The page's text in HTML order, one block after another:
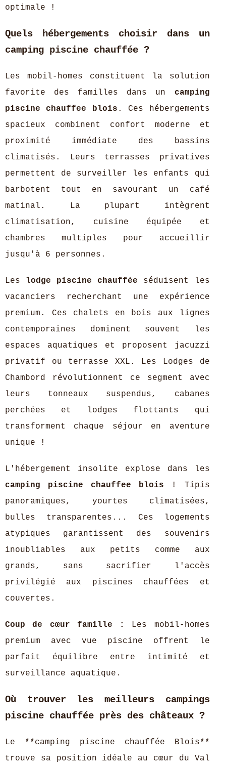
optimale !
Quels hébergements choisir dans un
camping piscine chauffée ?
Les mobil-homes constituent la solution
favorite des familles dans un camping
piscine chauffee blois . Ces hébergements
spacieux combinent confort moderne et
proximité immédiate des bassins
climatisés. Leurs terrasses privatives
permettent de surveiller les enfants qui
barbotent tout en savourant un café
matinal. La plupart intègrent
climatisation, cuisine équipée et
chambres multiples pour accueillir
jusqu'à 6 personnes.
Les lodge piscine chauffée séduisent les
vacanciers recherchant une expérience
premium. Ces chalets en bois aux lignes
contemporaines dominent souvent les
espaces aquatiques et proposent jacuzzi
privatif ou terrasse XXL. Les Lodges de
Chambord révolutionnent ce segment avec
leurs tonneaux suspendus, cabanes
perchées et lodges flottants qui
transforment chaque séjour en aventure
unique !
L'hébergement insolite explose dans les
camping piscine chauffee blois ! Tipis
panoramiques, yourtes climatisées,
bulles transparentes... Ces logements
atypiques garantissent des souvenirs
inoubliables aux petits comme aux
grands, sans sacrifier l'accès
privilégié aux piscines chauffées et
couvertes.
Coup de cœur famille :
Les mobil-homes
premium avec vue piscine offrent le
parfait équilibre entre intimité et
surveillance aquatique.
Où trouver les meilleurs campings
piscine chauffée près des châteaux ?
Le **camping piscine chauffée Blois**
trouve sa position idéale au cœur du Val